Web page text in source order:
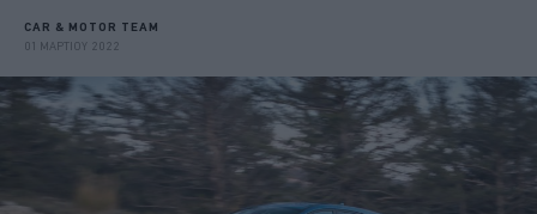
CAR & MOTOR TEAM
01 ΜΑΡΤΙΟΥ 2022